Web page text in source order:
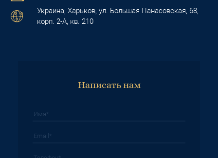
Украина, Харьков, ул. Большая Панасовская, 68,
корп. 2-А, кв. 210
Написать нам